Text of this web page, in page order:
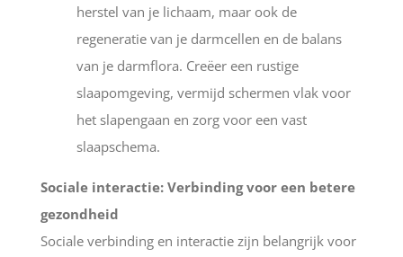
herstel van je lichaam, maar ook de
regeneratie van je darmcellen en de balans
van je darmflora. Creëer een rustige
slaapomgeving, vermijd schermen vlak voor
het slapengaan en zorg voor een vast
slaapschema.
Sociale interactie: Verbinding voor een betere
gezondheid
Sociale verbinding en interactie zijn belangrijk voor